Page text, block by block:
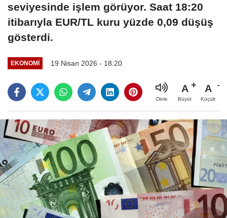
seviyesinde işlem görüyor. Saat 18:20
itibarıyla EUR/TL kuru yüzde 0,09 düşüş
gösterdi.
EKONOMI 19 Nisan 2026 - 18:20
Dinle
A
Büyüt
A
Küçült